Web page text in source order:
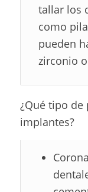
tallar los
como
pueden
zirconio
¿Qué tipo de
implantes?